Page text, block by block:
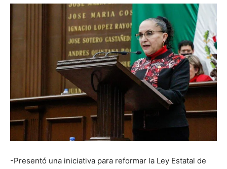
-Presentó una iniciativa para reformar la Ley Estatal de